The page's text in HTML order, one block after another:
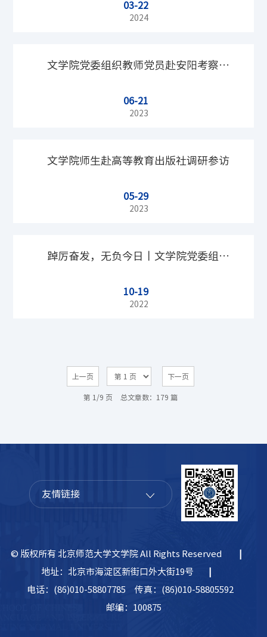
践，共赴国家版本馆参观学习
03-22
2024
文学院党委组织教师党员赴安阳考察调
06-21
2023
文学院师生赴高等教育出版社调研参访
05-29
2023
踔厉奋发，无负今日丨文学院党委组织
师生学习“二十大”精神系列主题活动
10-19
2022
上一页 下一页
第 1/9 页 总文章数：179 篇
友情链接
© 版权所有 北京师范大学文学院 All Rights Reserved
地址：北京市海淀区新街口外大街19号
电话：(86)010-58807785
传真：(86)010-58805592
邮编：100875